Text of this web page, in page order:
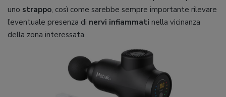
uno strappo, così come sarebbe sempre importante rilevare
l’eventuale presenza di nervi infiammati nella vicinanza
della zona interessata.